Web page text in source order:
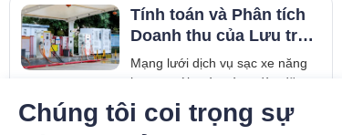
châu Âu, châu Á và Trung Đông.
Các chủ doanh nghiệp phải ưu
Tính toán và Phân tích
Doanh thu của Lưu trữ
Năng lượng tại các
Trạm Sạc
Mạng lưới dịch vụ sạc xe năng
lượng mới ngày càng dày đặc.
Tuy nhiên, các nhà khai thác
trạm sạc và chủ xe vẫn đối mặt
Tạo vào 05.09
Chúng tôi coi trọng sự